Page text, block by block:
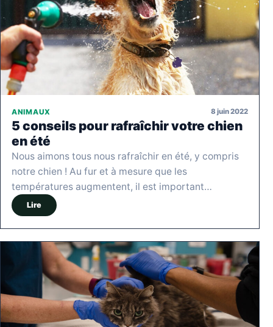
ANIMAUX 8 juin 2022
5 conseils pour rafraîchir votre chien
en été
Nous aimons tous nous rafraîchir en été, y compris
notre chien ! Au fur et à mesure que les
températures augmentent, il est important…
Lire